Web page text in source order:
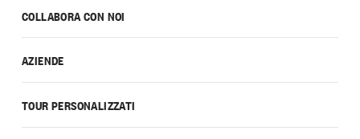
COLLABORA CON NOI
AZIENDE
TOUR PERSONALIZZATI